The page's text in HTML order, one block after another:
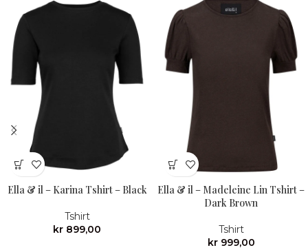
Ella & il – Karina Tshirt – Black
Tshirt
kr 899,00
Ella & il – Madeleine Lin Tshirt –
Dark Brown
Tshirt
kr999,00